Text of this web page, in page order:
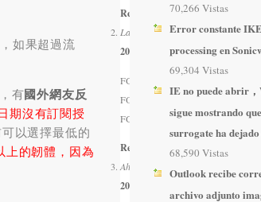
， 如果超過流
， 有國外網友反
期沒有訂閱授
可以選擇最低的
上的韌體 ， 因為
Responder
Lakshan Ranasinha dice:
2026/02/28 en 4:22 AM
FGT_80D-v6-build5128-
FORTINET-6.2.9.out i need
FGT_80D firmware image file
Responder
Ahmed Almazroui
2026/01/28 en 2:07 PM
70,266 Vistas
Error constante
processing en
69,304 Vistas
IE no puede abrir，
sigue mostrando
surrogate ha
68,590 Vistas
Outlook recibe
archivo adjunto